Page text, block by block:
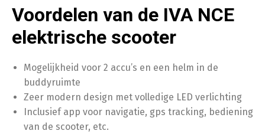
Voordelen van de IVA NCE
elektrische scooter
Mogelijkheid voor 2 accu’s en een helm in de
buddyruimte
Zeer modern design met volledige LED verlichting
Inclusief app voor navigatie, gps tracking, bediening
van de scooter, etc.